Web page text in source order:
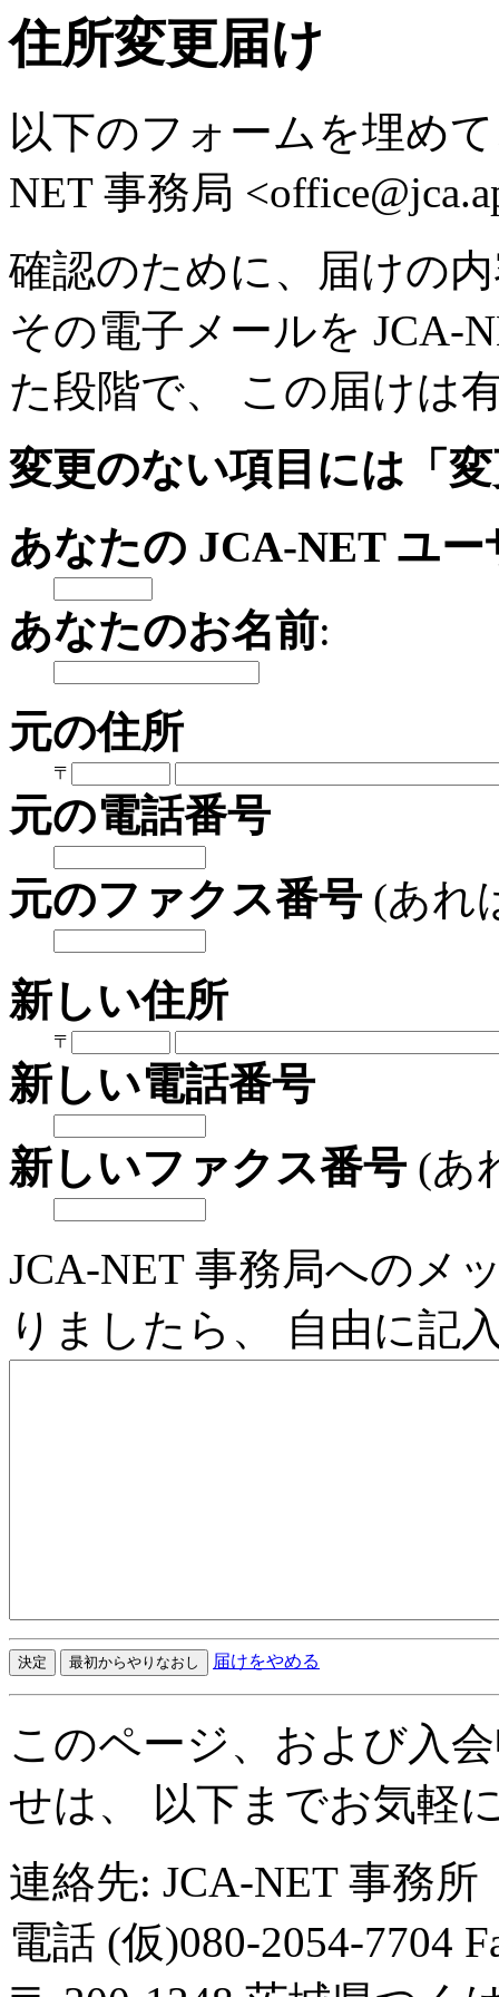
住所変更届け
以下のフォームを埋め
NET 事務局
確認のために、届けの
その電子メールを JCA-
た段階で、 この届けは
変更のない項目には「
あなたの JCA-NET ユー
あなたのお名前:
元の住所
〒
元の電話番号
元のファクス番号(あれ
新しい住所
〒
新しい電話番号
新しいファクス番号(あ
JCA-NET 事務局へのメ
りましたら、 自由に記
届けをやめる
このページ、および入
せは、 以下までお気軽
連絡先: JCA-NET 事務所
電話 (仮)080-2054-7704